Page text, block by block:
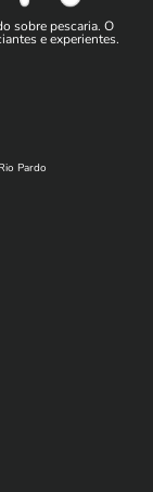
sobre pescaria. O
e experientes.
Pardo